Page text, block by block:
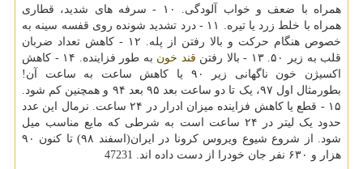
همراه با ضعف و خواب آلودگی. ۱۰ - سرفه های شدید، قطاری
همراه با خلط زرد یا تیره. ۱۱ - درد تشدید شونده روی قفسه سینه به
خصوص هنگام حرکت و بالا رفتن از پله. ۱۲ - کاهش تعداد ضربان
قلب به زیر ۵۰. ۱۳ - بالا رفتن
قند خون
به طور فزاینده. ۱۴ - کاهش
اکسیژن خون ناگهانی زیر ۹۰ یا کاهش ساعت به ساعت آن!
بطورمثال اول ۹۷، یک تا دو ساعت بعد ۹۵ بعد ۹۴ و همچنین کم شود.
۱۵ - قطع یا کاهش فزاینده میزان ادرار در ۲۴ ساعت. نرمال این عدد
حدود یک لیتر در ۲۴ ساعت است به شرطی که مایع مناسب میل
شود. از شروع شیوع ویروس کرونا در ایران(اسفند ۹۸) تا کنون ۹۰
هزار و ۶۳۰ نفر جان خودرا از دست داده اند. 47231